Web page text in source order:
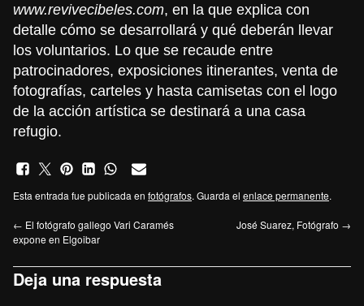
www.revivecibeles.com, en la que explica con
detalle cómo se desarrollará y qué deberán llevar
los voluntarios. Lo que se recaude entre
patrocinadores, exposiciones itinerantes, venta de
fotografías, carteles y hasta camisetas con el logo
de la acción artística se destinará a una casa
refugio.
Esta entrada fue publicada en fotógrafos. Guarda el enlace permanente.
← El fotógrafo gallego Vari Caramés
expone en Elgoibar
José Suarez, Fotógrafo →
Deja una respuesta